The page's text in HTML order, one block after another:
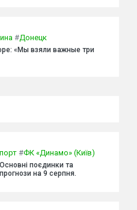
#Донецк
«Мы взяли важные три
#ФК «Динамо» (Київ)
поєдинки та
на 9 серпня.